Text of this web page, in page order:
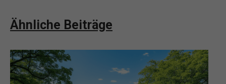
Ähnliche Beiträge